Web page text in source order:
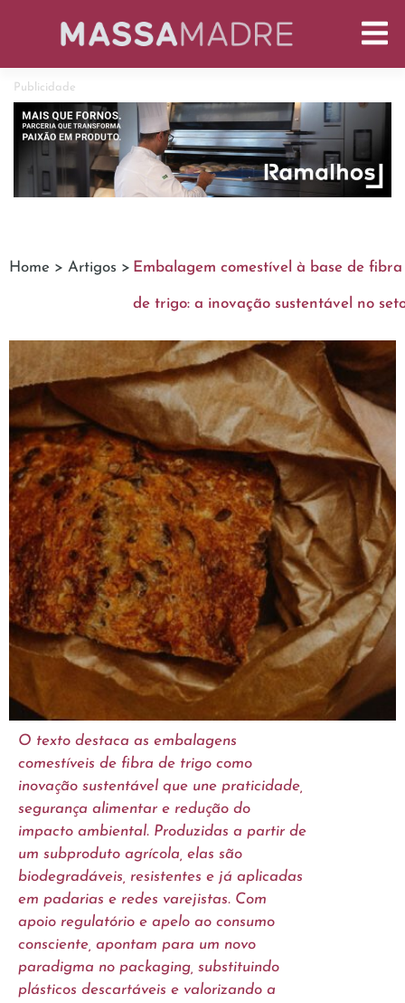
Publicidade
Home > Artigos > Embalagem comestível à base de fibra
de trigo: a inovação sustentável no
O texto destaca as embalagens
comestíveis de fibra de trigo como
inovação sustentável que une praticidade,
segurança alimentar e redução do
impacto ambiental. Produzidas a partir de
um subproduto agrícola, elas são
biodegradáveis, resistentes e já aplicadas
em padarias e redes varejistas. Com
apoio regulatório e apelo ao consumo
consciente, apontam para um novo
paradigma no packaging, substituindo
plásticos descartáveis e valorizando a